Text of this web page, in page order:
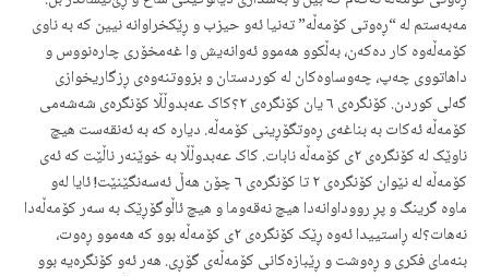
مەبەستم لە “ڕەوتی کۆمەڵە” تەنیا ئەو حیزب و ڕێکخراوانە نیین کە بە ناوی
کۆمەڵەوە کار دەکەن، بەڵکوو هەموو ئەوانەیش وا غەمخۆری چارەنووس و
داهاتووی چەپ، چەوساوەکان لە کوردستان و بزووتنەوەی ڕزگاریخوازی
گەلی کوردن. کۆنگرەی ٦ یان کۆنگرەی ٢؟کاک عەبدوڵڵا کۆنگرەی شەشەمی
کۆمەڵە ئەکات بە بناغەی ڕەوتگۆڕینی کۆمەڵە. دیارە کە بە ئەنقەست هیچ
ناوێک لە کۆنگرەی ٢ی کۆمەڵە نابات. کاک عەبدوڵڵا بە خوێنەر ناڵێت کە ئەی
کۆمەڵە لە نێوان کۆنگرەی ٢ تا کۆنگرەی ٦ چۆن هەڵ ئەسەنگێنێت! ئایا لەو
ماوە گرینگ و پڕ رووداوانەدا هیچ نەقەوما و هیچ ئاڵوگۆڕێک بە سەر کۆمەڵەدا
نەهات؟لە ڕاستییدا ئەوە ڕێک کۆنگرەی ٢ی کۆمەڵە بوو کە هەموو ڕەوت،
بنەمای فکری و ڕەوشت و ڕێبازەکانی کۆمەڵەی گۆڕی. هەر ئەو کۆنگرەیە بوو